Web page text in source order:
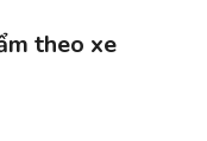
theo xe